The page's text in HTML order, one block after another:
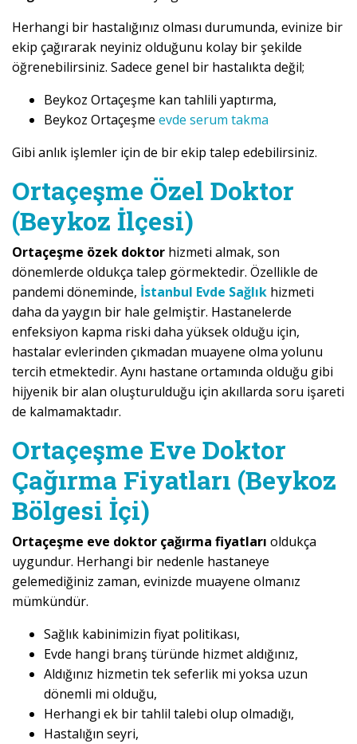
Herhangi bir hastalığınız olması durumunda, evinize bir
ekip çağırarak neyiniz olduğunu kolay bir şekilde
öğrenebilirsiniz. Sadece genel bir hastalıkta değil;
Beykoz Ortaçeşme kan tahlili yaptırma,
Beykoz Ortaçeşme evde serum takma
Gibi anlık işlemler için de bir ekip talep edebilirsiniz.
Ortaçeşme Özel Doktor
(Beykoz İlçesi)
Ortaçeşme özek doktor hizmeti almak, son
dönemlerde oldukça talep görmektedir. Özellikle de
pandemi döneminde, İstanbul Evde Sağlık hizmeti
daha da yaygın bir hale gelmiştir. Hastanelerde
enfeksiyon kapma riski daha yüksek olduğu için,
hastalar evlerinden çıkmadan muayene olma yolunu
tercih etmektedir. Aynı hastane ortamında olduğu gibi
hijyenik bir alan oluşturulduğu için akıllarda soru işareti
de kalmamaktadır.
Ortaçeşme Eve Doktor
Çağırma Fiyatları (Beykoz
Bölgesi İçi)
Ortaçeşme eve doktor çağırma fiyatları oldukça
uygundur. Herhangi bir nedenle hastaneye
gelemediğiniz zaman, evinizde muayene olmanız
mümkündür.
Sağlık kabinimizin fiyat politikası,
Evde hangi branş türünde hizmet aldığınız,
Aldığınız hizmetin tek seferlik mi yoksa uzun
dönemli mi olduğu,
Herhangi ek bir tahlil talebi olup olmadığı,
Hastalığın seyri,